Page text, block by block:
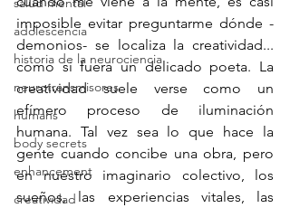
adolescencia
historia de la neurociencia
neurotransmisores
humans
body secrets
enhancement
creatividad
imposible evitar preguntarme dónde -
demonios- se localiza la creatividad...
como si fuera un delicado poeta. La
creatividad suele verse como un
efímero proceso de iluminación
humana. Tal vez sea lo que hace la
gente cuando concibe una obra, pero
en nuestro imaginario colectivo, los
sueños, las experiencias vitales, las